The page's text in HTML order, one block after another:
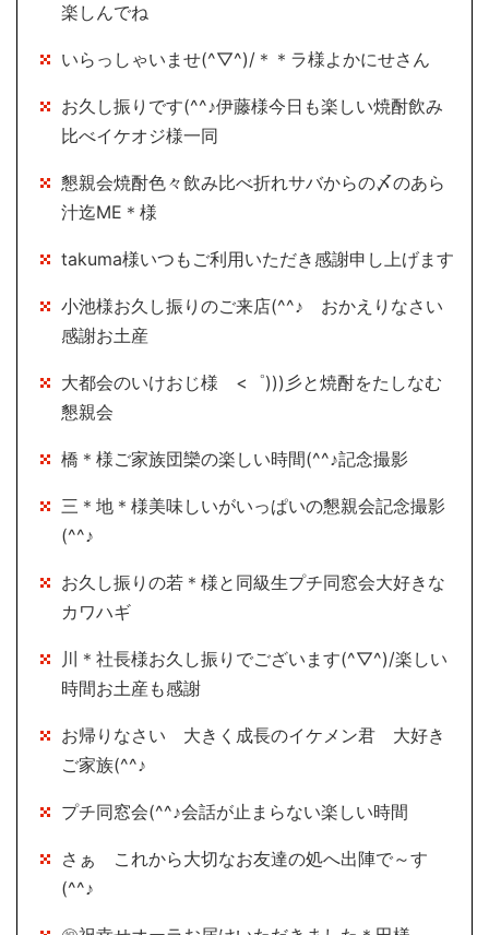
楽しんでね
いらっしゃいませ(^▽^)/＊＊ラ様よかにせさん
お久し振りです(^^♪伊藤様今日も楽しい焼酎飲み
比べイケオジ様一同
懇親会焼酎色々飲み比べ折れサバからの〆のあら
汁迄ME＊様
takuma様いつもご利用いただき感謝申し上げます
小池様お久し振りのご来店(^^♪ おかえりなさい
感謝お土産
大都会のいけおじ様 <゜)))彡と焼酎をたしなむ
懇親会
橋＊様ご家族団欒の楽しい時間(^^♪記念撮影
三＊地＊様美味しいがいっぱいの懇親会記念撮影
(^^♪
お久し振りの若＊様と同級生プチ同窓会大好きな
カワハギ
川＊社長様お久し振りでございます(^▽^)/楽しい
時間お土産も感謝
お帰りなさい 大きく成長のイケメン君 大好き
ご家族(^^♪
プチ同窓会(^^♪会話が止まらない楽しい時間
さぁ これから大切なお友達の処へ出陣で～す
(^^♪